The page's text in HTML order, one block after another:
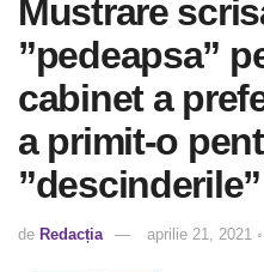
Mustrare
”pedeapsa”
cabinet a
a primit-o
de Redacția aprilie 21, 2021